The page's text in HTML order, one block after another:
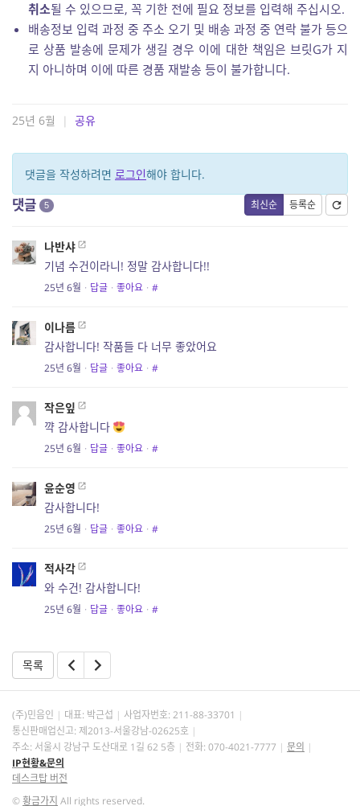
취소될 수 있으므로, 꼭 기한 전에 필요 정보를 입력해 주십시오.
배송정보 입력 과정 중 주소 오기 및 배송 과정 중 연락 불가 등으
로 상품 발송에 문제가 생길 경우 이에 대한 책임은 브릿G가 지
지 아니하며 이에 따른 경품 재발송 등이 불가합니다.
25년 6월 | 공유
댓글을 작성하려면 로그인해야 합니다.
최신순 등록순
댓글 5
나반샤
기념 수건이라니! 정말 감사합니다!!
25년 6월 · 답글 · 좋아요 · #
이나름
감사합니다! 작품들 다 너무 좋았어요
25년 6월 · 답글 · 좋아요 · #
작은잎
꺅 감사합니다
25년 6월 · 답글 · 좋아요 · #
윤순영
감사합니다!
25년 6월 · 답글 · 좋아요 · #
적사각
와 수건! 감사합니다!
25년 6월 · 답글 · 좋아요 · #
목록
(주)민음인 대표: 박근섭 사업자번호: 211-88-33701
통신판매업신고: 제2013-서울강남-02625호
주소: 서울시 강남구 도산대로 1길 62 5층
전화: 070-4021-7777
문의
IP현황&문의
데스크탑 버전
©황금가지 All rights reserved.